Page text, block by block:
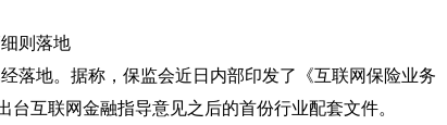
则落地
地。据称，保监会近日内部印发了《互联网保险业务
互联网金融指导意见之后的首份行业配套文件。